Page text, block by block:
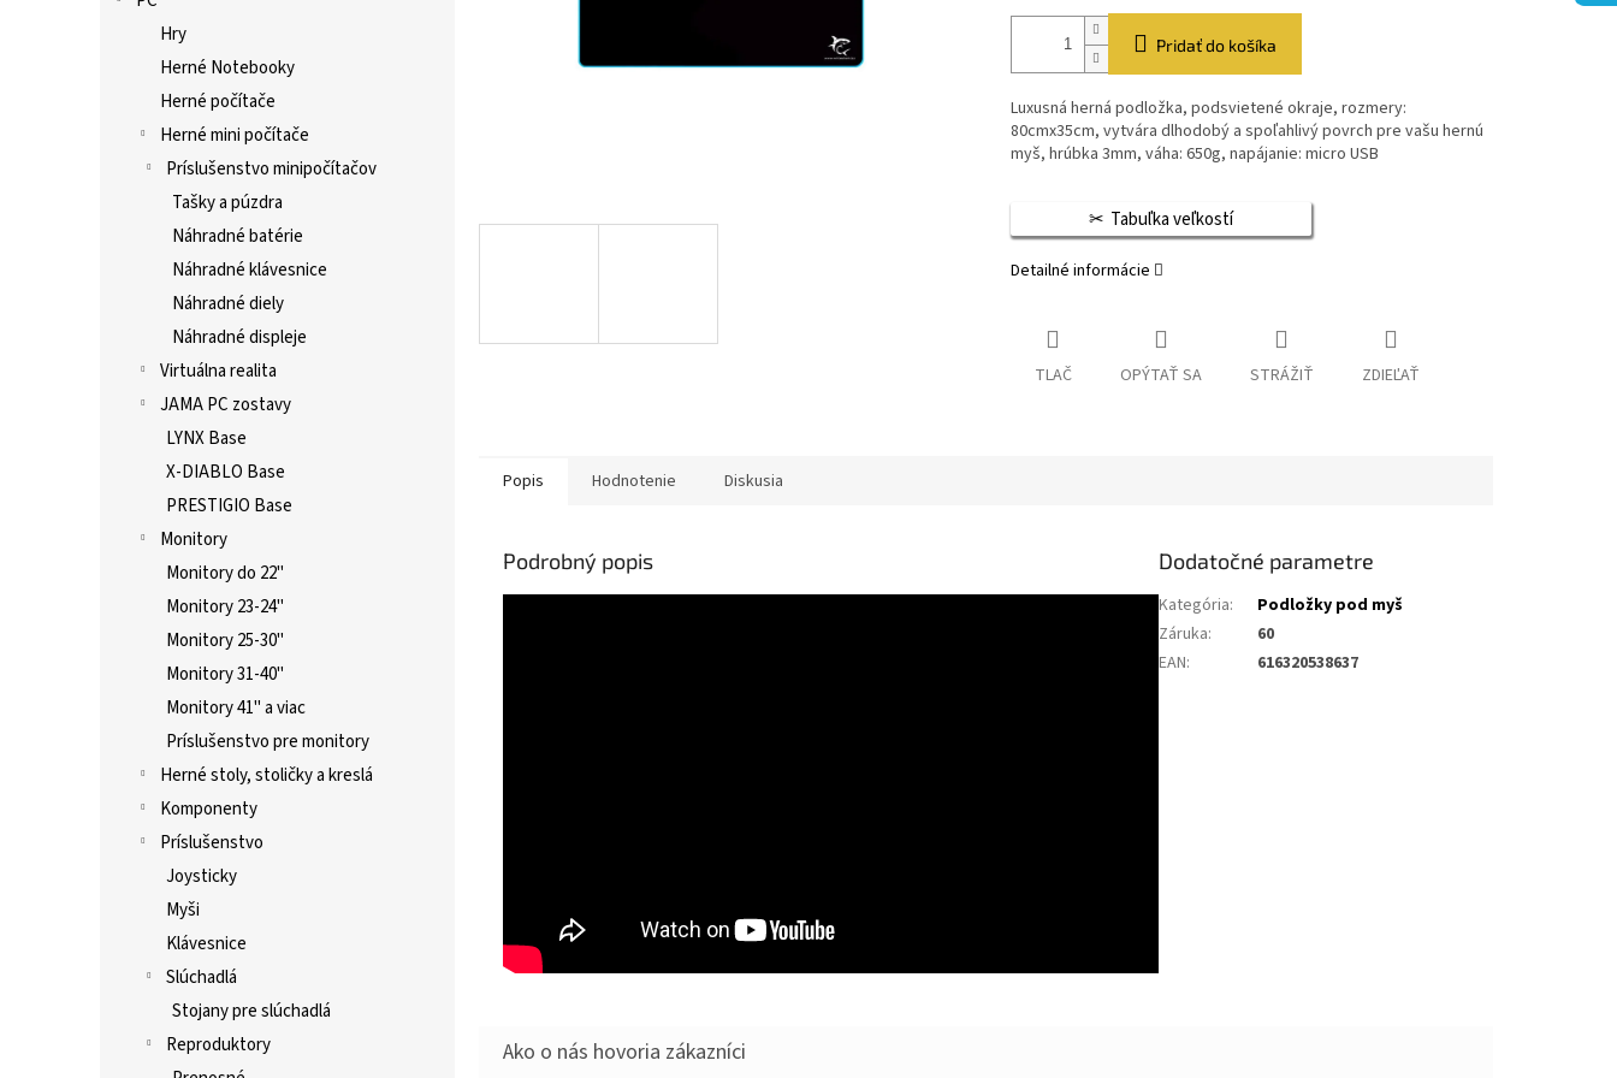
Hry
Herné Notebooky
Herné počítače
Herné mini počítače
Príslušenstvo minipočítačov
Tašky a púzdra
Náhradné batérie
Náhradné klávesnice
Náhradné diely
Náhradné displeje
Virtuálna realita
JAMA PC zostavy
LYNX Base
X-DIABLO Base
PRESTIGIO Base
Monitory
Monitory do 22"
Monitory 23-24"
Monitory 25-30"
Monitory 31-40"
Monitory 41" a viac
Príslušenstvo pre monitory
Herné stoly, stoličky a kreslá
Komponenty
Príslušenstvo
Joysticky
Myši
Klávesnice
Slúchadlá
Stojany pre slúchadlá
Reproduktory
Pridať do košíka
Luxusná herná podložka, podsvietené okraje, rozmery:
80cmx35cm, vytvára dlhodobý a spoľahlivý povrch pre vašu hernú
myš, hrúbka 3mm, váha: 650g, napájanie: micro USB
Tabuľka veľkostí
Detailné informácie
TLAČ OPÝTAŤ SA STRÁŽIŤ ZDIEĽAŤ
Popis Hodnotenie Diskusia
Podrobný popis Dodatočné parametre
Kategória:
Podložky pod myš
Záruka:
60
EAN: 616320538637